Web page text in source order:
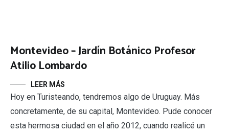
Montevideo – Jardín Botánico Profesor
Atilio Lombardo
LEER MÁS
Hoy en Turisteando, tendremos algo de Uruguay. Más
concretamente, de su capital, Montevideo. Pude conocer
esta hermosa ciudad en el año 2012, cuando realicé un